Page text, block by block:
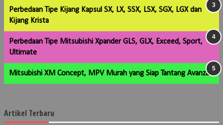
Perbedaan Tipe Kijang Kapsul SX, LX, SSX, LSX, SGX, LGX dan
Kijang Krista
Perbedaan Tipe Mitsubishi Xpander GLS, GLX, Exceed, Sport,
Ultimate
Mitsubishi XM Concept, MPV Murah yang Siap Tantang Avanza
Artikel Terbaru